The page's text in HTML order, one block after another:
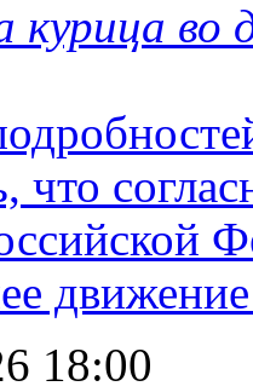
курица во
что
18:00